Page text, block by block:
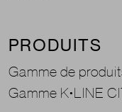
PRODUITS
Gamme de
Gamme K•LINE